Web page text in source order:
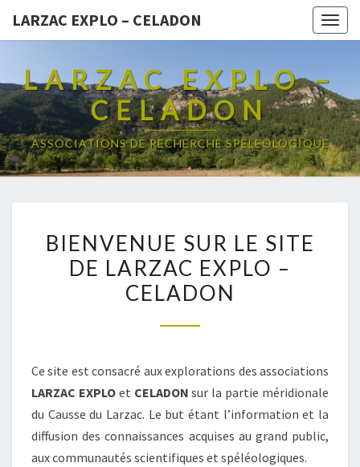
LARZAC EXPLO – CELADON
LARZAC EXPLO –
CELADON
ASSOCIATIONS DE RECHERCHE SPELEOLOGIQUE
SUR
LE
SITE
–
CELADON
BIENVENUE SUR LE SITE
DE LARZAC EXPLO –
CELADON
Ce site est consacré aux explorations des associations
LARZAC EXPLOet CELADON sur la partie méridionale
du Causse du Larzac. Le but étant l’information et la
diffusion des connaissances acquises au grand public,
aux communautés scientifiques et spéléologiques.